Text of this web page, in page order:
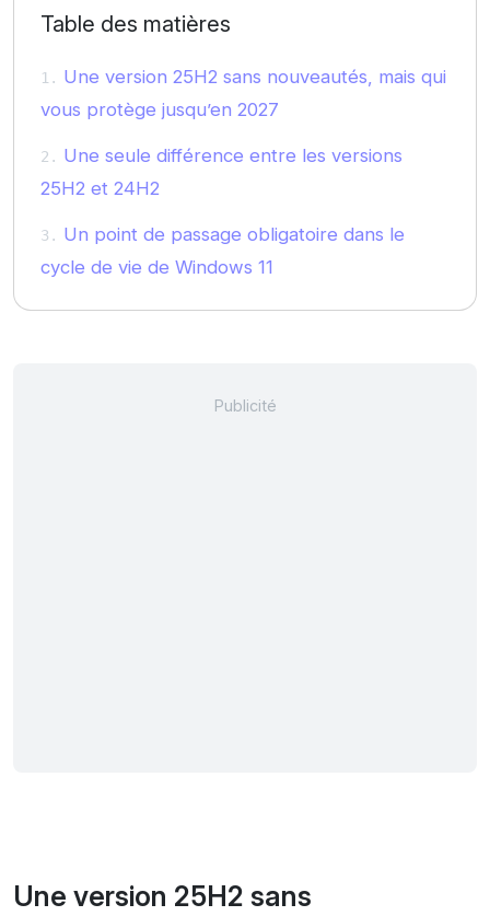
Table des matières
Une version 25H2 sans nouveautés, mais qui
vous protège jusqu’en 2027
Une seule différence entre les versions
25H2 et 24H2
Un point de passage obligatoire dans le
cycle de vie de Windows 11
Une version 25H2 sans